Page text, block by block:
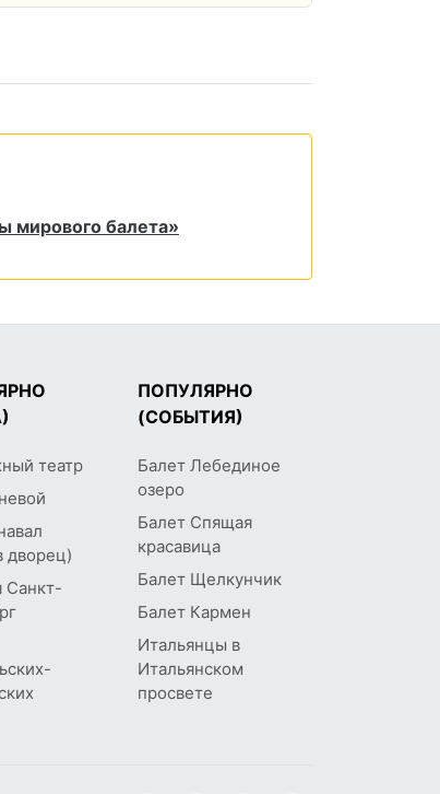
мирового балета»
театр
дворец)
Санкт-
ПОПУЛЯРНО
(СОБЫТИЯ)
Балет Лебединое
озеро
Балет Спящая
красавица
Балет Щелкунчик
Балет Кармен
Итальянцы в
Итальянском
просвете